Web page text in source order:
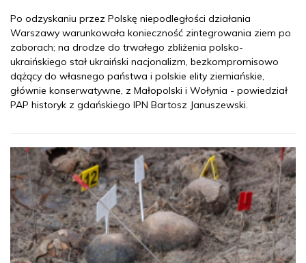
Po odzyskaniu przez Polskę niepodległości działania
Warszawy warunkowała konieczność zintegrowania ziem po
zaborach; na drodze do trwałego zbliżenia polsko-
ukraińskiego stał ukraiński nacjonalizm, bezkompromisowo
dążący do własnego państwa i polskie elity ziemiańskie,
głównie konserwatywne, z Małopolski i Wołynia - powiedział
PAP historyk z gdańskiego IPN Bartosz Januszewski.